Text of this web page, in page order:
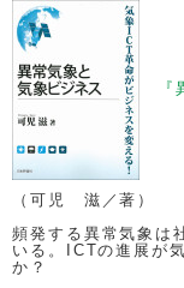
（可児 滋／著）
頻発する異常気象は
いる。ICTの進展が
か？